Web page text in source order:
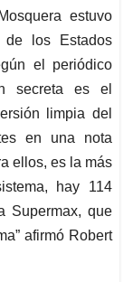
estuvo
los Estados
el periódico
secreta es el
limpia del
en una nota
ellos, es la más
hay 114
Supermax, que
afirmó Robert